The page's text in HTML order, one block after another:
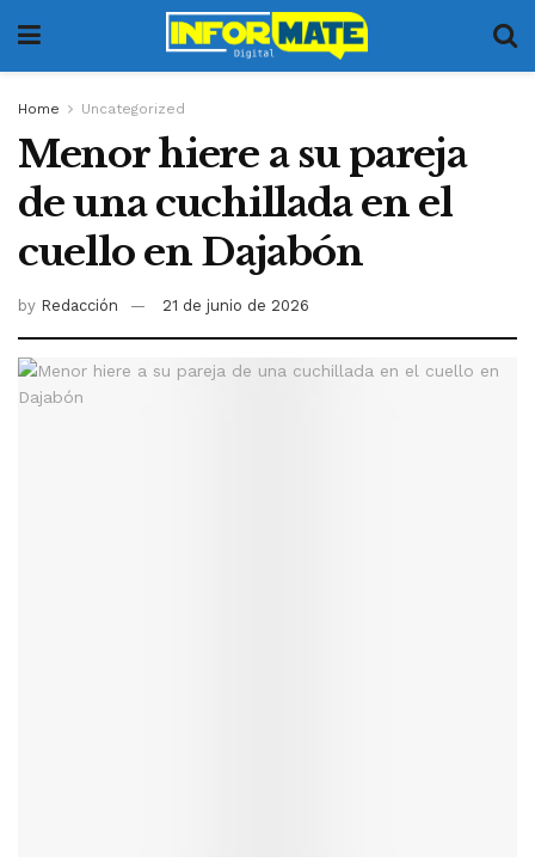
Home Uncategorized
Menor hiere a su pareja
de una cuchillada en el
cuello en Dajabón
by Redacción 21 de junio de 2026